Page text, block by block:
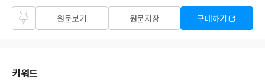
즐겨
찾기
원문보기 원문저장 구매하기
키워드